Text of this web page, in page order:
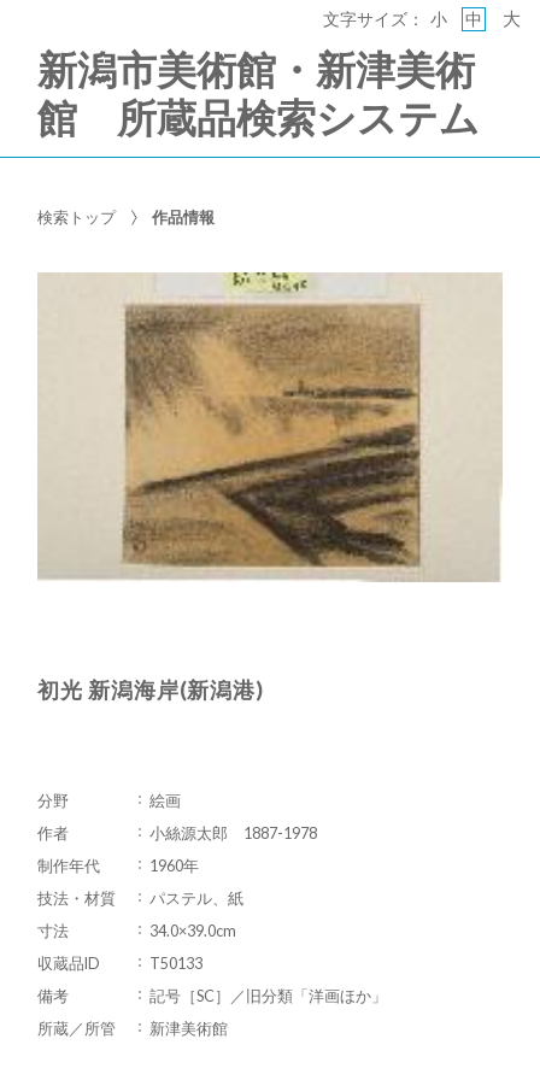
新潟市美術館・新津美術
館 所蔵品検索システム
文字サイズ： 小 中 大
検索トップ 作品情報
初光 新潟海岸(新潟港)
分野
絵画
作者
小絲源太郎 1887-1978
制作年代
1960年
技法・材質
パステル、紙
寸法
34.0×39.0cm
収蔵品ID
T50133
備考
記号［SC］／旧分類「洋画ほか」
所蔵／所管
新津美術館